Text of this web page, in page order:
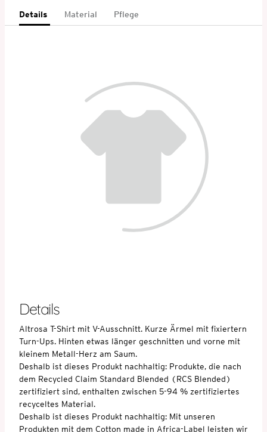
Details Material Pflege
Details
Altrosa T-Shirt mit V-Ausschnitt. Kurze Ärmel mit fixiertern
Turn-Ups. Hinten etwas länger geschnitten und vorne mit
kleinem Metall-Herz am Saum.
Deshalb ist dieses Produkt nachhaltig: Produkte, die nach
dem Recycled Claim Standard Blended (RCS Blended)
zertifiziert sind, enthalten zwischen 5-94 % zertifiziertes
recyceltes Material.
Deshalb ist dieses Produkt nachhaltig: Mit unseren
Produkten mit dem Cotton made in Africa-Label leisten wir